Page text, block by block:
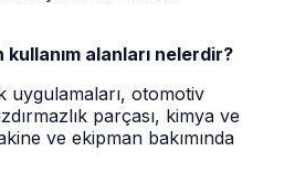
alanları nelerdir?
uygulamaları, otomotiv
parçası, kimya ve
ve ekipman bakımında